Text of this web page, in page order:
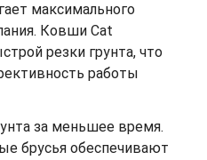
максимального
Ковши Cat
резки грунта, что
работы
за меньшее время.
брусья обеспечивают